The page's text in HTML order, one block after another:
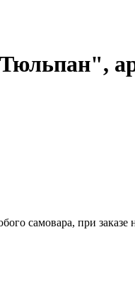
самовара, при заказе